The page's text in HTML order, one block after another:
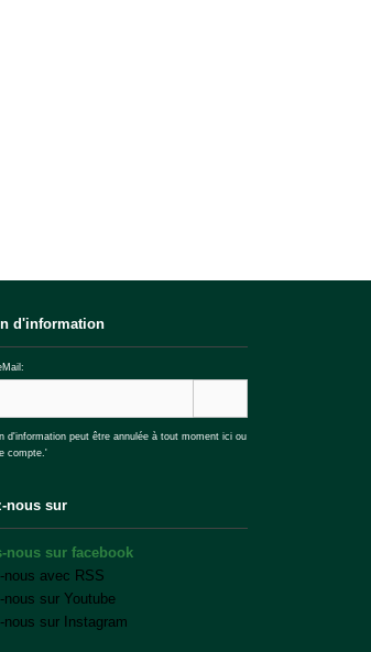
d'information
d'information peut être annulée à tout moment ici ou
compte.'
nous sur